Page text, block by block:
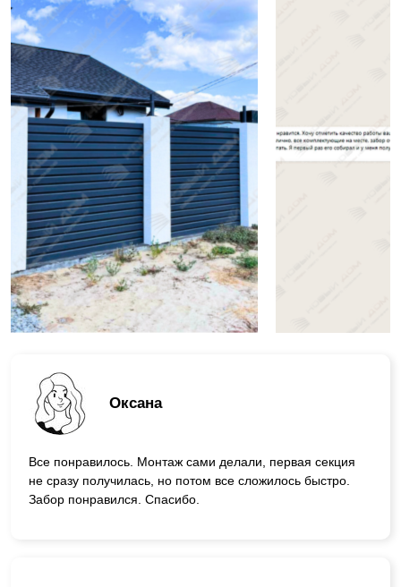
Оксана
Все понравилось. Монтаж сами делали, первая секция
не сразу получилась, но потом все сложилось быстро.
Забор понравился. Спасибо.